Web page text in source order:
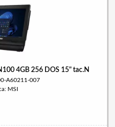
4GB 256 DOS 15" tac.N
A60211-007
MSI